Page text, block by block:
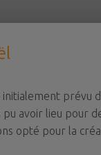
prévu
avoir lieu pour
opté pour la